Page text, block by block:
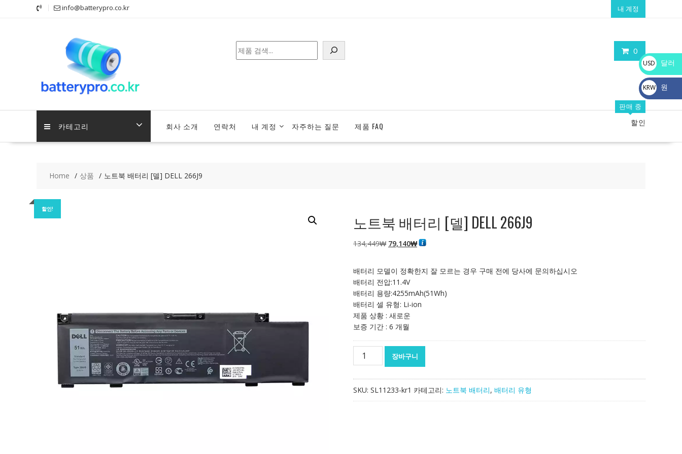
info@batterypro.co.kr 내 계정
0
검
색
카테고리 회사 소개 연락처 내 계정 자주하는 질문 제품 FAQ
판매 중
할인
Home 상품 노트북 배터리 [델] DELL 266J9
할인!
노트북 배터리 [델] DELL 266J9
134,449₩ 원
격:
134,449₩
79,140₩현
격:
배터리 모델이 정확한지 잘 모르는 경우 구매 전에 당사에 문의하십시오
배터리 전압:11.4V
배터리 용량:4255mAh(51Wh)
배터리 셀 유형: Li-ion
제품 상황 : 새로운
보증 기간 : 6 개월
터
장바구니
SKU: SL11233-kr1 카테고리: 노트북 배터리, 배터리 유형
USD
$
달러
KRW
₩
원